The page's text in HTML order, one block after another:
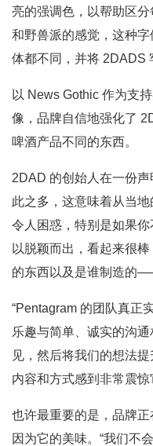
亮的强调色，以帮助区
和野兽派的感觉，这种
体都不同，并将 2DADS
以 News Gothic 作为支
像，品牌自信地强化了
啤酒产品不同的东西。
2DAD 的创始人在一份
此之多，这意味着从当
令人困惑，特别是如果
以脱颖而出，看起来很
的东西以及是谁制造的
“Pentagram 的团队真
乐趣与简单、诚实的沟
见，然后将我们的想法
内容和方式感到非常震惊
也许最重要的是，品牌
因为它的美味。“我们不